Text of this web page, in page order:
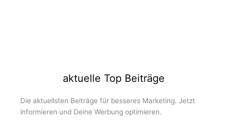
aktuelle Top Beiträge
Die aktuellsten Beiträge für besseres Marketing. Jetzt
informieren und Deine Werbung optimieren.